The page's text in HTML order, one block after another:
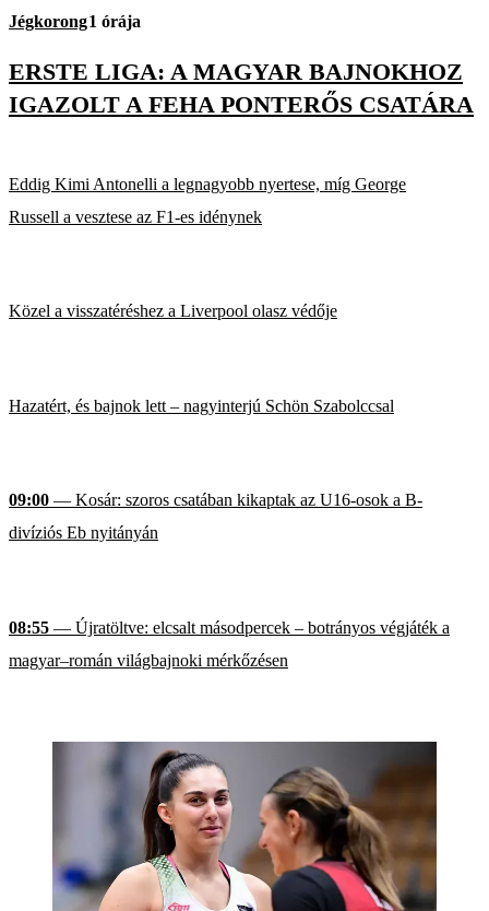
Jégkorong1 órája
ERSTE LIGA: A MAGYAR BAJNOKHOZ
IGAZOLT A FEHA PONTERŐS CSATÁRA
Eddig Kimi Antonelli a legnagyobb nyertese, míg George
Russell a vesztese az F1-es idénynek
Közel a visszatéréshez a Liverpool olasz védője
Hazatért, és bajnok lett – nagyinterjú Schön Szabolccsal
09:00 — Kosár: szoros csatában kikaptak az U16-osok a B-
divíziós Eb nyitányán
08:55 — Újratöltve: elcsalt másodpercek – botrányos végjáték a
magyar–román világbajnoki mérkőzésen